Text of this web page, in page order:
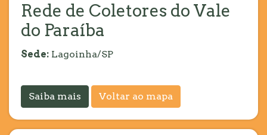
Rede de Coletores do Vale
do Paraíba
Sede: Lagoinha/SP
Saiba mais Voltar ao mapa